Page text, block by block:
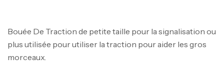
Bouée De Traction de petite taille pour la signalisation ou
plus utilisée pour utiliser la traction pour aider les gros
morceaux.